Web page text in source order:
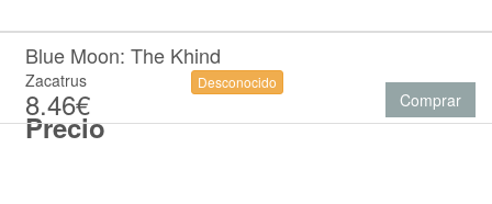
Precio
Blue Moon: The Khind
Zacatrus
8.46€
Desconocido
Comprar